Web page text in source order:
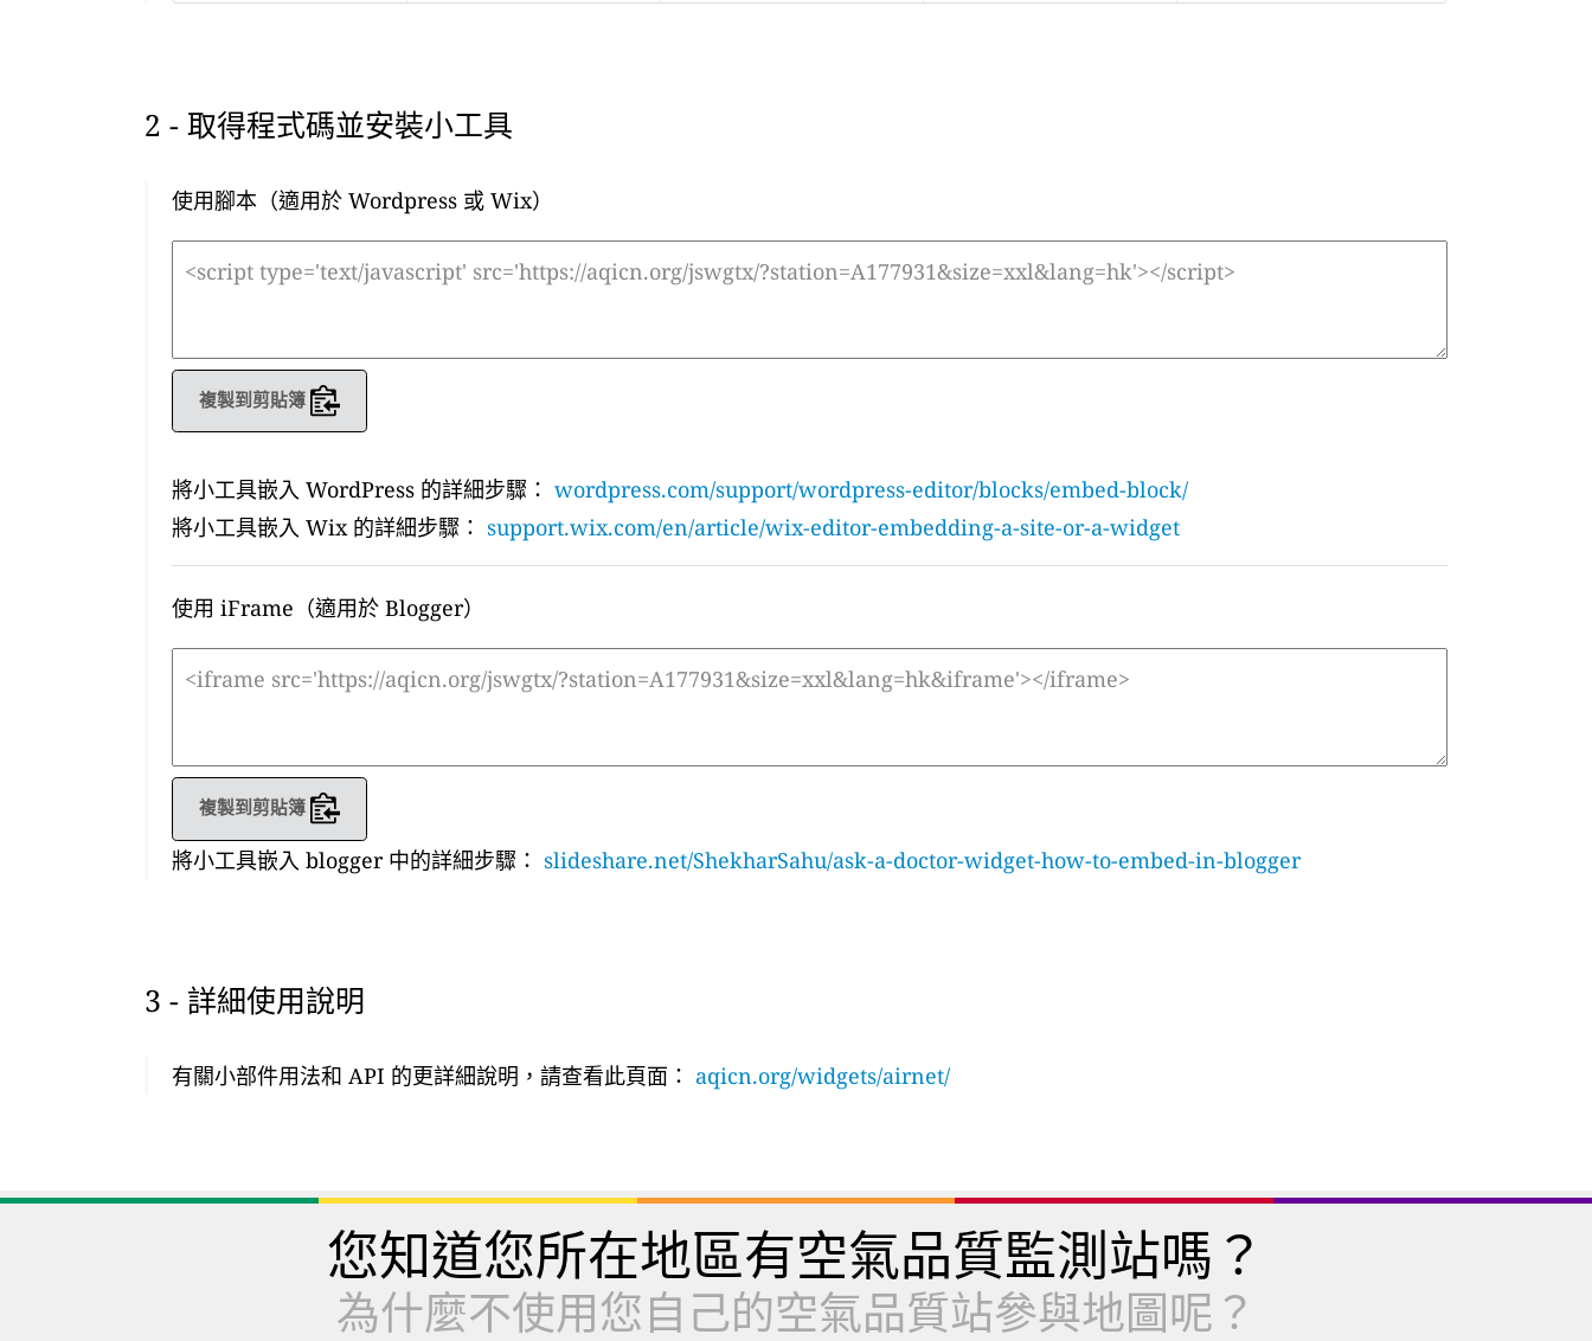
2 - 取得程式碼並安裝小工具
使用腳本（適用於 Wordpress 或 Wix）
複製到剪貼簿
將小工具嵌入 WordPress 的詳細步驟： wordpress.com/support/wordpress-editor/blocks/embed-block/
將小工具嵌入 Wix 的詳細步驟： support.wix.com/en/article/wix-editor-embedding-a-site-or-a-widget
使用 iFrame（適用於 Blogger）
複製到剪貼簿
將小工具嵌入 blogger 中的詳細步驟： slideshare.net/ShekharSahu/ask-a-doctor-widget-how-to-embed-in-blogger
3 - 詳細使用說明
有關小部件用法和 API 的更詳細說明，請查看此頁面： aqicn.org/widgets/airnet/
您知道您所在地區有空氣品質監測站嗎？
為什麼不使用您自己的空氣品質站參與地圖呢？